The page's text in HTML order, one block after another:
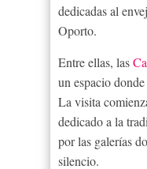
dedicadas al
Oporto.
Entre ellas, las
un espacio
La visita
dedicado a la
por las galerías
silencio.